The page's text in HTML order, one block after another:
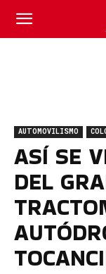
Fuel
Magazine
AUTOMOVILISMO
ASÍ SE
DEL